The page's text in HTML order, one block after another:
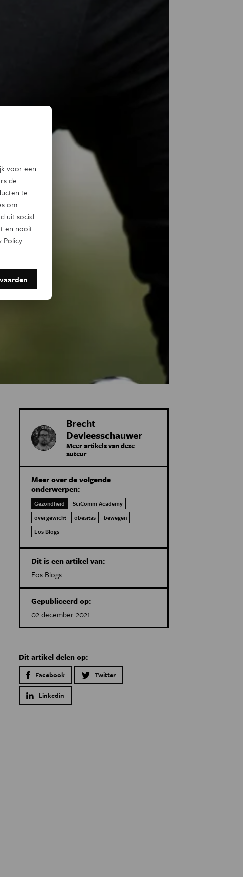
Brecht
Devleesschauwer
Meer artikels van deze
auteur
Meer over de volgende
onderwerpen:
Gezondheid
SciComm Academy
overgewicht
obesitas
bewegen
Eos Blogs
Dit is een artikel van:
Eos Blogs
Gepubliceerd op:
02 december 2021
Dit artikel delen op:
Facebook Twitter
Linkedin
voor een
de
te
om
uit social
en nooit
Policy.